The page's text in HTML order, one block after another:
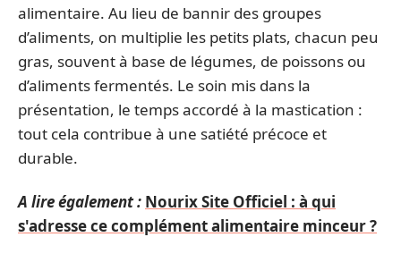
alimentaire. Au lieu de bannir des groupes
d’aliments, on multiplie les petits plats, chacun peu
gras, souvent à base de légumes, de poissons ou
d’aliments fermentés. Le soin mis dans la
présentation, le temps accordé à la mastication :
tout cela contribue à une satiété précoce et
durable.
A lire également : Nourix Site Officiel : à qui
s'adresse ce complément alimentaire minceur ?